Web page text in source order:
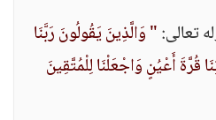
تعالى:" وَالَّذِينَ يَقُولُونَ رَبَّنَا
قُرَّةَ أَعْيُنٍ وَاجْعَلْنَا لِلْمُتَّقِينَ